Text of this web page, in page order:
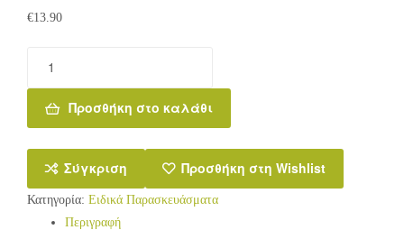
€13.90
Προσθήκη στο καλάθι
Σύγκριση Προσθήκη στη Wishlist
Κατηγορία: Ειδικά Παρασκευάσματα
Περιγραφή